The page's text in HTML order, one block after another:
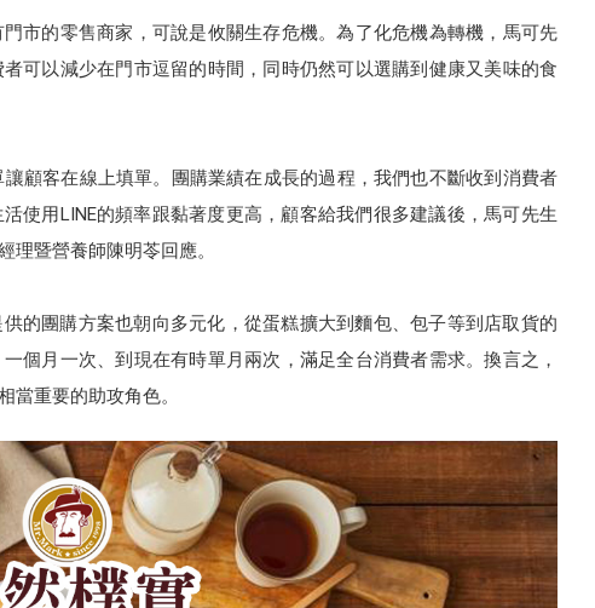
市的零售商家，可說是攸關生存危機。為了化危機為轉機，馬可先
可以減少在門市逗留的時間，同時仍然可以選購到健康又美味的食
顧客在線上填單。團購業績在成長的過程，我們也不斷收到消費者
使用LINE的頻率跟黏著度更高，顧客給我們很多建議後，馬可先生
理暨營養師陳明苓回應。
的團購方案也朝向多元化，從蛋糕擴大到麵包、包子等到店取貨的
個月一次、到現在有時單月兩次，滿足全台消費者需求。換言之，
當重要的助攻角色。